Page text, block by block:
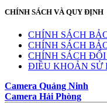
CHÍNH SÁCH VÀ QUY ĐỊNH
CHÍNH SÁCH
CHÍNH SÁCH
CHÍNH SÁCH
ĐIỀU KHOẢN SỬ
Camera Quảng Ninh
Camera Hải Phòng